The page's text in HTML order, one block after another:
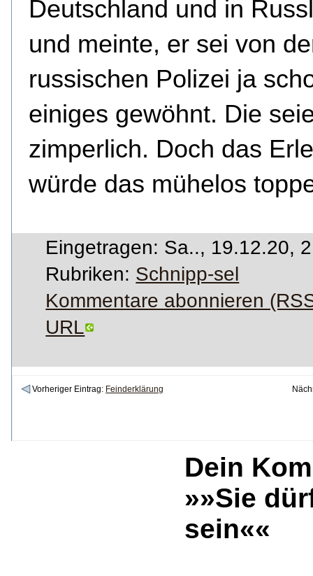
Deutschland und in
und meinte, er sei von
russischen Polizei ja
einiges gewöhnt. Die
zimperlich. Doch das
würde das mühelos
Eingetragen: Sa.., 19.12.20,
Rubriken: Schnipp-sel
Kommentare abonnieren
URL
Vorheriger Eintrag: Feinderklärung
Dein
»»Sie
sein««